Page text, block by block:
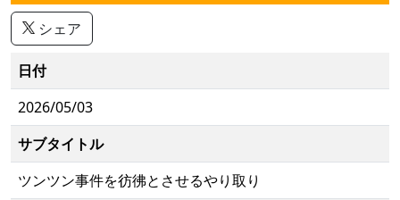
シェア
日付
2026/05/03
サブタイトル
ツンツン事件を彷彿とさせるやり取り